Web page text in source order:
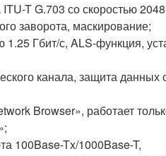
T G.703 со скоростью
заворота, маскирование;
1.25 Гбит/с, ALS-функция,
канала, защита данных
Browser», работает
100Base-Tx/1000Base-T,